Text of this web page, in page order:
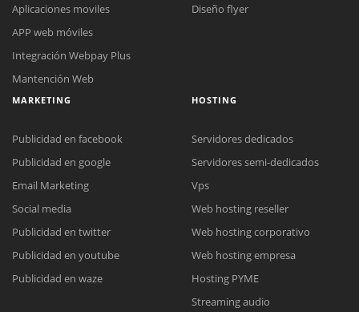
Reunión online
Meet para la reunión online.
Cotización
Chat Online
Todos nuestros ejecutivos están fuera de línea. Complete el formulario
Aplicaciones moviles
APP web móviles
Integración Webpay Plus
Mantención Web
Diseño flyer
MARKETING
Publicidad en facebook
Publicidad en google
Email Marketing
Social media
Publicidad en twitter
Publicidad en youtube
Publicidad en waze
HOSTING
Servidores dedicados
Servidores semi-dedicados
Vps
Web hosting reseller
Web hosting corporativo
Web hosting empresa
Hosting PYME
Streaming audio